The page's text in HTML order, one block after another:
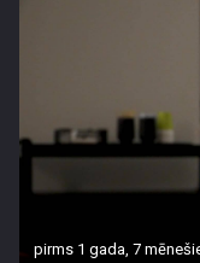
pirms 1 gada, 7